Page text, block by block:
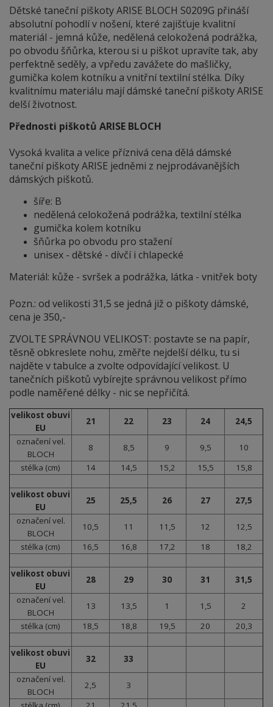
Dětské taneční piškoty ARISE BLOCH S0209G přináší
absolutní pohodlí v nošení, které zajišťuje kvalitní
materiál - jemná kůže, nedělená celokožená podrážka,
po obvodu šňůrka, kterou si u piškot upravíte tak, aby
perfektně seděly, a vpředu zavážete do mašličky,
gumička kolem kotníku a vnitřní textilní stélka. Díky
kvalitnímu materiálu mají dámské taneční piškoty ARISE
delší životnost.
Přednosti piškotů ARISE BLOCH
Vysoká kvalita a velice příznivá cena dělá dámské
taneční piškoty ARISE jedněmi z nejprodávanějších
dámských piškotů.
šíře: B
nedělená celokožená podrážka, textilní stélka
gumička kolem kotníku
šňůrka po obvodu pro stažení
unisex - dětské - dívčí i chlapecké
Materiál: kůže - svršek a podrážka, látka - vnitřek boty
Pozn.: od velikosti 31,5 se jedná již o piškoty dámské,
cena je 350,-
ZVOLTE SPRÁVNOU VELIKOST: postavte se na papír,
těsně obkreslete nohu, změřte nejdelší délku, tu si
najděte v tabulce a zvolte odpovídající velikost. U
tanečních piškotů vybírejte správnou velikost přímo
podle naměřené délky - nic se nepřičítá.
velikost obuvi
EU
21 22 23 24
24,5
označení vel.
BLOCH
8 8,5 9 9,5
10
stélka (cm)
14 14,5 15,2 15,5 15,8
velikost obuvi
EU
25 25,5 26 27
27,5
označení vel.
BLOCH
10,5 11 11,5 12
12,5
stélka (cm)
16,5 16,8 17,2 18 18,2
velikost obuvi
EU
28 29 30 31
31,5
označení vel.
BLOCH
13 13,5 1 1,5
2
stélka (cm)
18,5 18,8 19,5 20 20,3
velikost obuvi
EU
32
33
označení vel.
BLOCH
2,5
3